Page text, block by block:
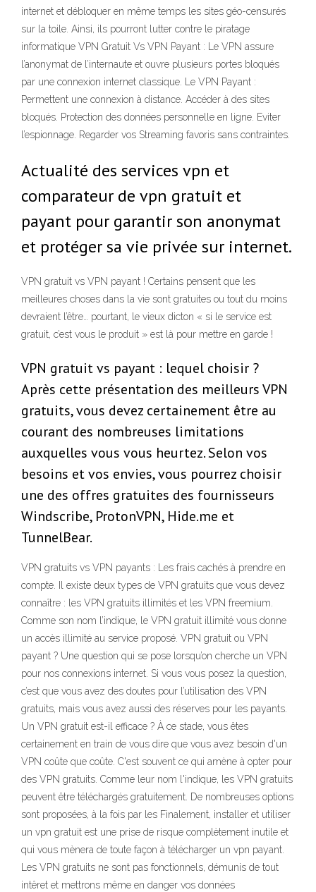
internet et débloquer en même temps les sites géo-censurés
sur la toile. Ainsi, ils pourront lutter contre le piratage
informatique VPN Gratuit Vs VPN Payant : Le VPN assure
l’anonymat de l’internaute et ouvre plusieurs portes bloqués
par une connexion internet classique. Le VPN Payant :
Permettent une connexion à distance. Accéder à des sites
bloqués. Protection des données personnelle en ligne. Eviter
l’espionnage. Regarder vos Streaming favoris sans contraintes.
Actualité des services vpn et
comparateur de vpn gratuit et
payant pour garantir son anonymat
et protéger sa vie privée sur internet.
VPN gratuit vs VPN payant ! Certains pensent que les
meilleures choses dans la vie sont gratuites ou tout du moins
devraient l’être… pourtant, le vieux dicton « si le service est
gratuit, c’est vous le produit » est là pour mettre en garde !
VPN gratuit vs payant : lequel choisir ?
Après cette présentation des meilleurs VPN
gratuits, vous devez certainement être au
courant des nombreuses limitations
auxquelles vous vous heurtez. Selon vos
besoins et vos envies, vous pourrez choisir
une des offres gratuites des fournisseurs
Windscribe, ProtonVPN, Hide.me et
TunnelBear.
VPN gratuits vs VPN payants : Les frais cachés à prendre en
compte. Il existe deux types de VPN gratuits que vous devez
connaître : les VPN gratuits illimités et les VPN freemium.
Comme son nom l’indique, le VPN gratuit illimité vous donne
un accès illimité au service proposé. VPN gratuit ou VPN
payant ? Une question qui se pose lorsqu’on cherche un VPN
pour nos connexions internet. Si vous vous posez la question,
c’est que vous avez des doutes pour l’utilisation des VPN
gratuits, mais vous avez aussi des réserves pour les payants.
Un VPN gratuit est-il efficace ? À ce stade, vous êtes
certainement en train de vous dire que vous avez besoin d'un
VPN coûte que coûte. C'est souvent ce qui amène à opter pour
des VPN gratuits. Comme leur nom l'indique, les VPN gratuits
peuvent être téléchargés gratuitement. De nombreuses options
sont proposées, à la fois par les Finalement, installer et utiliser
un vpn gratuit est une prise de risque complètement inutile et
qui vous mènera de toute façon à télécharger un vpn payant.
Les VPN gratuits ne sont pas fonctionnels, démunis de tout
intêret et mettrons même en danger vos données